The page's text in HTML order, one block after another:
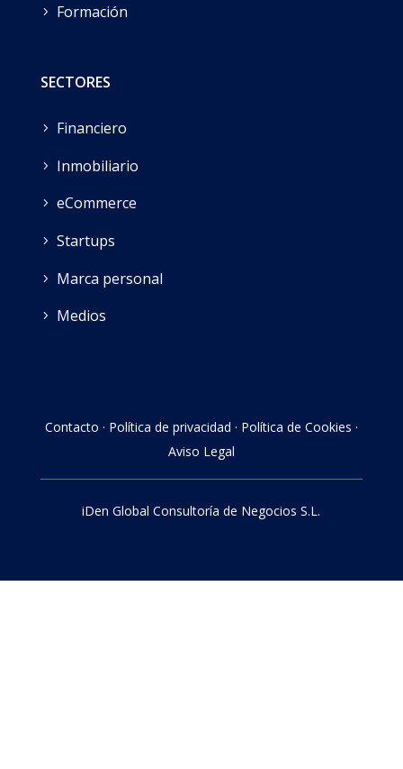
Formación
SECTORES
Financiero
Inmobiliario
eCommerce
Startups
Marca personal
Medios
Contacto · Política de privacidad · Política de Cookies ·
Aviso Legal
iDen Global Consultoría de Negocios S.L.
r